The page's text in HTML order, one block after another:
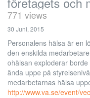
771 views
30 Juni, 2015
Personalens hälsa är en
den enskilda
ohälsan exploderar
ända uppe på
medarbetarnas hälsa
http://www.va.se/event/